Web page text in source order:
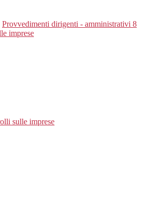
Provvedimenti dirigenti - amministrativi 8
imprese
sulle imprese